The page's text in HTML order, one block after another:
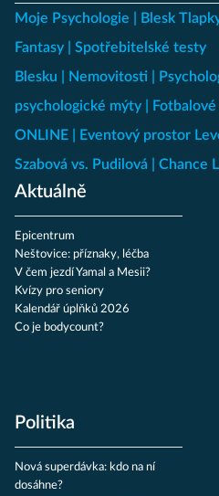
Moje Psychologie Blesk
Fantasy
Spotřebitelské testy
Blesku
Nemovitosti
psychologické mýty
ONLINE
Eventový prostor
Szabová vs. Pudilová
Chance
Aktuálně
Epicentrum
Neštovice: příznaky, léčba
V čem jezdí Yamal a Mesii?
Kvízy pro seniory
Kalendář úplňků 2026
Co je bodycount?
Politika
Nová superdávka: kdo na ní
dosáhne?